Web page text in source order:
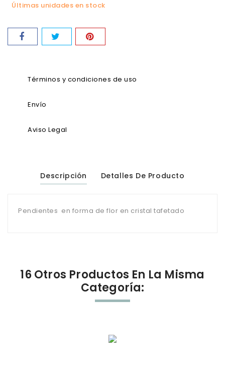
Últimas unidades en stock
Términos y condiciones de uso
Envío
Aviso Legal
Descripción Detalles De Producto
Pendientes en forma de flor en cristal tafetado
16 Otros Productos En La Misma
Categoría: